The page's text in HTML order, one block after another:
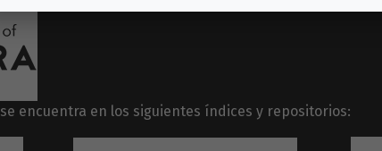
se encuentra en los siguientes índices y repositorios: